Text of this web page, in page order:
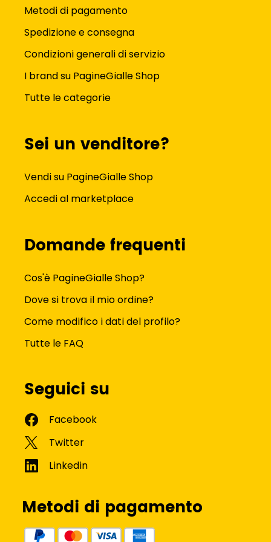
Metodi di pagamento
Spedizione e consegna
Condizioni generali di servizio
I brand su PagineGialle Shop
Tutte le categorie
Sei un venditore?
Vendi su PagineGialle Shop
Accedi al marketplace
Domande frequenti
Cos'è PagineGialle Shop?
Dove si trova il mio ordine?
Come modifico i dati del profilo?
Tutte le FAQ
Seguici su
Metodi di pagamento